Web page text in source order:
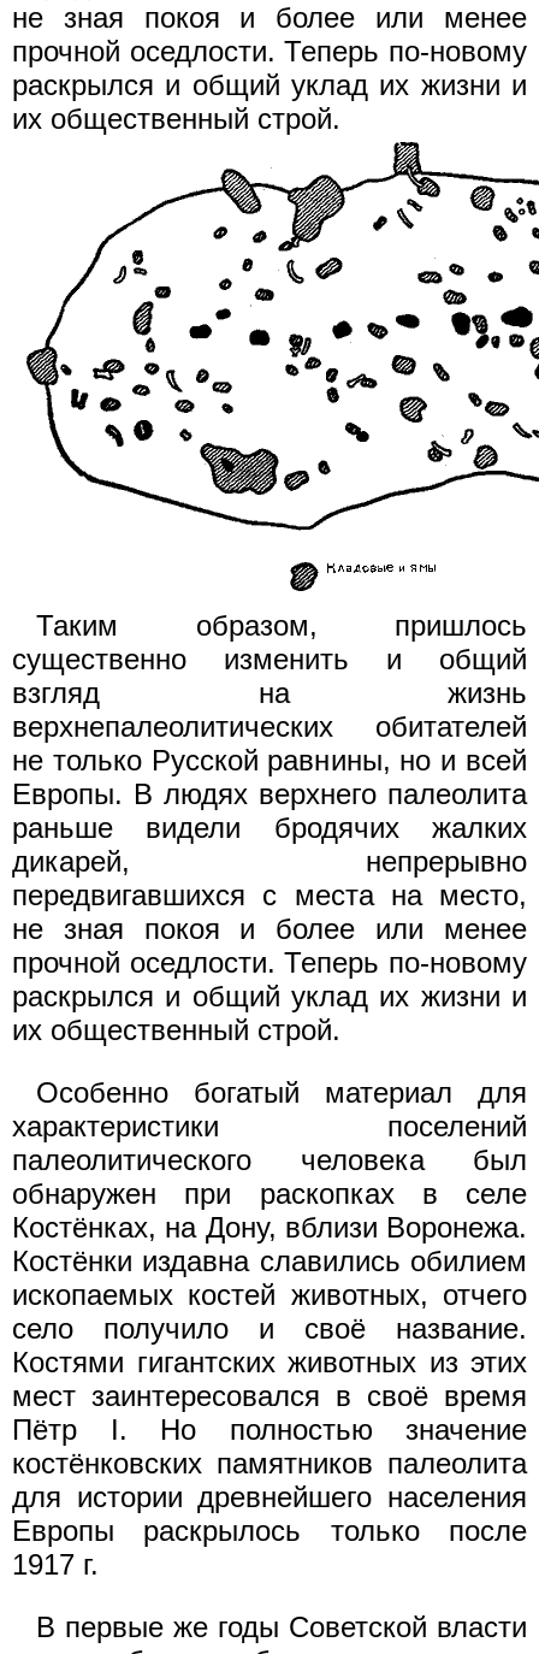
не зная покоя и более или менее
прочной оседлости. Теперь по-новому
раскрылся и общий уклад их жизни и
их общественный строй.
Таким образом, пришлось
существенно изменить и общий
взгляд на жизнь
верхнепалеолитических обитателей
не только Русской равнины, но и всей
Европы. В людях верхнего палеолита
раньше видели бродячих жалких
дикарей, непрерывно
передвигавшихся с места на место,
не зная покоя и более или менее
прочной оседлости. Теперь по-новому
раскрылся и общий уклад их жизни и
их общественный строй.
Особенно богатый материал для
характеристики поселений
палеолитического человека был
обнаружен при раскопках в селе
Костёнках, на Дону, вблизи Воронежа.
Костёнки издавна славились обилием
ископаемых костей животных, отчего
село получило и своё название.
Костями гигантских животных из этих
мест заинтересовался в своё время
Пётр I. Но полностью значение
костёнковских памятников палеолита
для истории древнейшего населения
Европы раскрылось только после
1917 г.
В первые же годы Советской власти